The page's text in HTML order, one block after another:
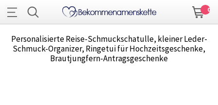
0
Personalisierte Reise-Schmuckschatulle, kleiner Leder-
Schmuck-Organizer, Ringetui für Hochzeitsgeschenke,
Brautjungfern-Antragsgeschenke